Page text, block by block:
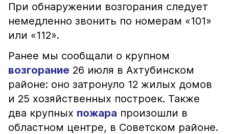
При обнаружении возгорания следует
немедленно звонить по номерам «101»
или «112».
Ранее мы сообщали о крупном
возгорание 26 июля в Ахтубинском
районе: оно затронуло 12 жилых домов
и 25 хозяйственных построек. Также
два крупных пожара произошли в
областном центре, в Советском районе.